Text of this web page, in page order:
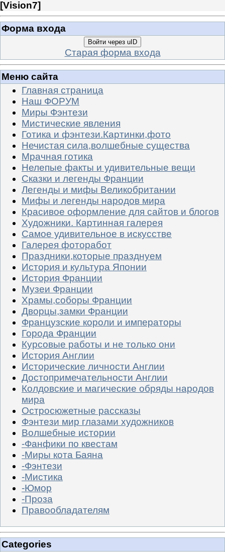
[Vision7]
Форма входа
Войти через uID
Старая форма входа
Меню сайта
Главная страница
Наш ФОРУМ
Миры Фэнтези
Мистические явления
Готика и фэнтези.Картинки,фото
Нечистая сила,волшебные существа
Мрачная готика
Нелепые факты и удивительные вещи
Сказки и легенды Франции
Легенды и мифы Великобритании
Мифы и легенды народов мира
Красивое оформление для сайтов и блогов
Художники. Картинная галерея
Самое удивительное в искусстве
Галерея фоторабот
Праздники,которые празднуем
История и культура Японии
История Франции
Музеи Франции
Храмы,соборы Франции
Дворцы,замки Франции
Французские короли и императоры
Города Франции
Курсовые работы и не только они
История Англии
Исторические личности Англии
Достопримечательности Англии
Колдовские и магические обряды народов
мира
Остросюжетные рассказы
Фэнтези мир глазами художников
Волшебные истории
-Фанфики по квестам
-Миры кота Баяна
-Фэнтези
-Мистика
-Юмор
-Проза
Правообладателям
Categories